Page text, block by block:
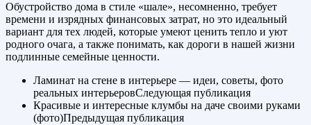
Обустройство дома в стиле «шале», несомненно, требует
времени и изрядных финансовых затрат, но это идеальный
вариант для тех людей, которые умеют ценить тепло и уют
родного очага, а также понимать, как дороги в нашей жизни
подлинные семейные ценности.
Ламинат на стене в интерьере — идеи, советы, фото
реальных интерьеровСледующая публикация
Красивые и интересные клумбы на даче своими руками
(фото)Предыдущая публикация